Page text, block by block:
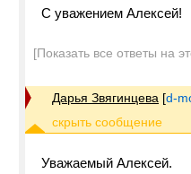
С уважением Алексей!
[Показать все ответы на
Дарья Звягинцева [d-
Уважаемый Алексей.